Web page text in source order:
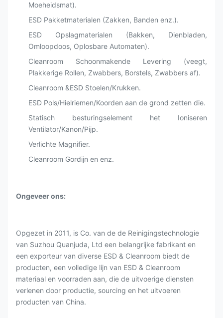
Moeheidsmat).
ESD Pakketmaterialen (Zakken, Banden enz.).
ESD Opslagmaterialen (Bakken, Dienbladen,
Omloopdoos, Oplosbare Automaten).
Cleanroom Schoonmakende Levering (veegt,
Plakkerige Rollen, Zwabbers, Borstels, Zwabbers af).
Cleanroom &ESD Stoelen/Krukken.
ESD Pols/Hielriemen/Koorden aan de grond zetten die.
Statisch besturingselement het Ioniseren
Ventilator/Kanon/Pijp.
Verlichte Magnifier.
Cleanroom Gordijn en enz.
Ongeveer ons:
Opgezet in 2011, is Co. van de de Reinigingstechnologie
van Suzhou Quanjuda, Ltd een belangrijke fabrikant en
een exporteur van diverse ESD & Cleanroom biedt de
producten, een volledige lijn van ESD & Cleanroom
materiaal en voorraden aan, die de uitvoerige diensten
verlenen door productie, sourcing en het uitvoeren
producten van China.